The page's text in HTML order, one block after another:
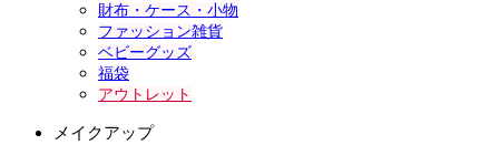
財布・ケース・小物
ファッション雑貨
ベビーグッズ
福袋
アウトレット
メイクアップ